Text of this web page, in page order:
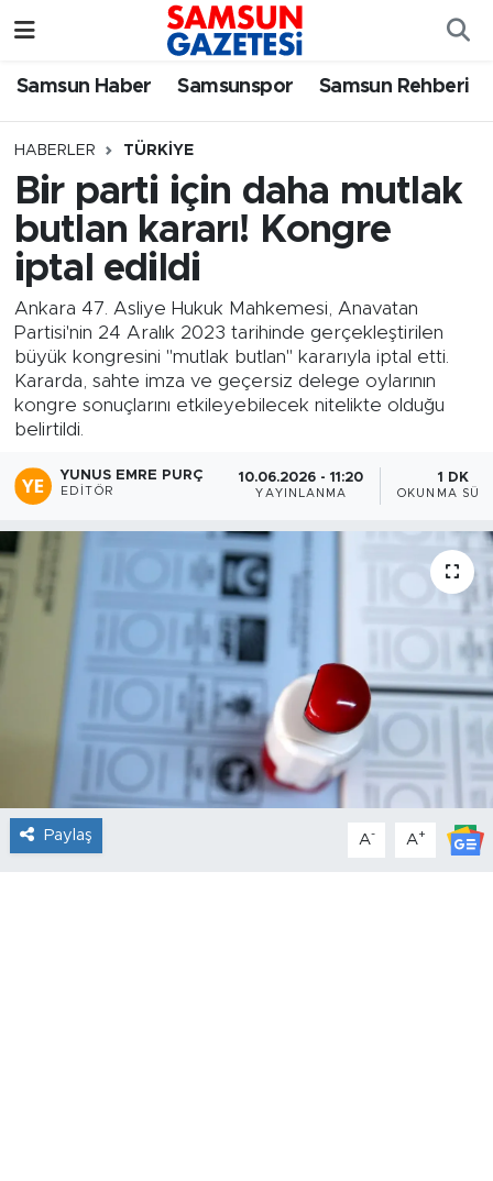
Samsun Haber Samsunspor Samsun Rehberi
HABERLER TÜRKIYE
Bir parti için daha mutlak
butlan kararı! Kongre
iptal edildi
Ankara 47. Asliye Hukuk Mahkemesi, Anavatan
Partisi'nin 24 Aralık 2023 tarihinde gerçekleştirilen
büyük kongresini "mutlak butlan" kararıyla iptal etti.
Kararda, sahte imza ve geçersiz delege oylarının
kongre sonuçlarını etkileyebilecek nitelikte olduğu
belirtildi.
YUNUS EMRE PURÇ
EDITÖR
10.06.2026 - 11:20
YAYINLANMA
1 DK
OKUNMA
Paylaş A- A+
Samsun Haber
Samsunspor
Samsun Rehberi
Resmi İlanlar
Samsun Nöbetçi Eczaneler
Samsun Hava Durumu
SAMSUN Namaz Vakitleri
Samsun Trafik Yoğunluk Haritası
Süper Lig Puan Durumu ve Fikstür
Tüm Manşetler
Son Dakika Haberleri
Haber Arşivi